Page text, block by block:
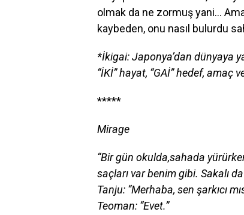
olmak da ne zormuş yani…
kaybeden, onu nasıl bulurdu
*İkigai: Japonya’dan dünyaya
“İKİ” hayat, “GAİ” hedef, amaç
*****
Mirage
“Bir gün okulda,sahada
saçları var benim gibi. Sakalı
Tanju: “Merhaba, sen şarkıcı
Teoman: “Evet.”